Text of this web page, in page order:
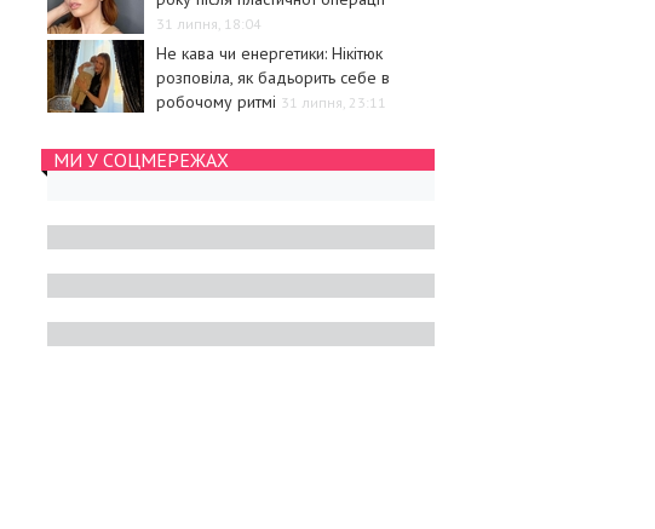
31 липня, 18:04
Не кава чи енергетики: Нікітюк
розповіла, як бадьорить себе в
робочому ритмі 31 липня, 23:11
МИ У СОЦМЕРЕЖАХ